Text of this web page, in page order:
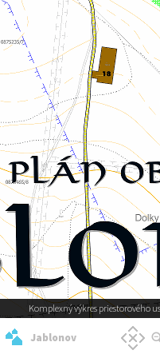
Komplexný výkres priestorového
Jablonov